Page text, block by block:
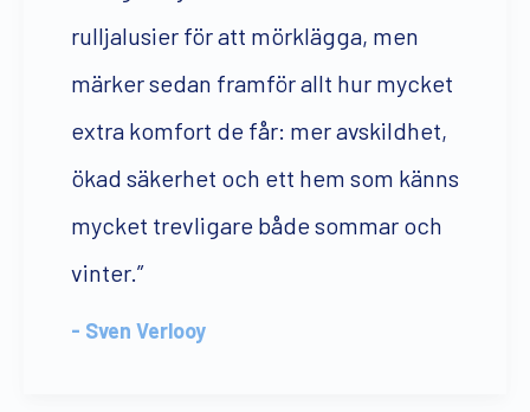
rulljalusier för att mörklägga, men
märker sedan framför allt hur mycket
extra komfort de får: mer avskildhet,
ökad säkerhet och ett hem som känns
mycket trevligare både sommar och
vinter.”
- Sven Verlooy